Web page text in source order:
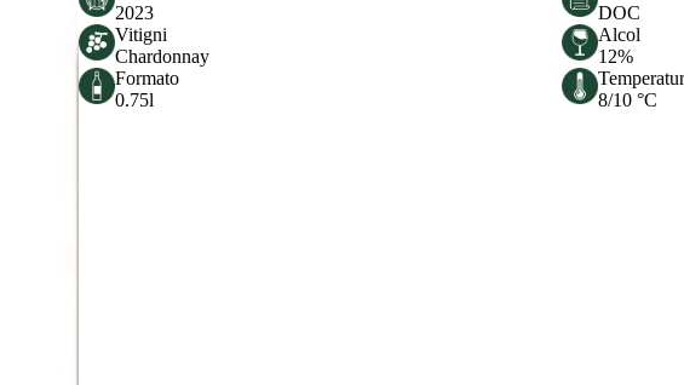
2023
DOC
Vitigni
Chardonnay
Alcol
12%
Formato
0.75l
8/10 °C